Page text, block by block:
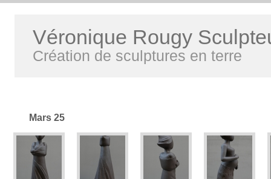
Véronique Rougy
Création de sculptures en terre
Mars 25